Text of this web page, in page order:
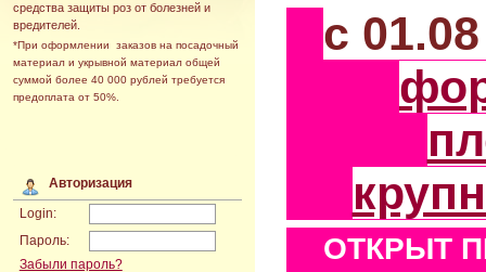
средства защиты роз от болезней и
вредителей.
*При оформлении заказов на посадочный
материал и укрывной материал общей
суммой более 40 000 рублей требуется
предоплата от 50%.
Авторизация
Login:
Пароль:
Забыли пароль?
с
ОТКРЫТ